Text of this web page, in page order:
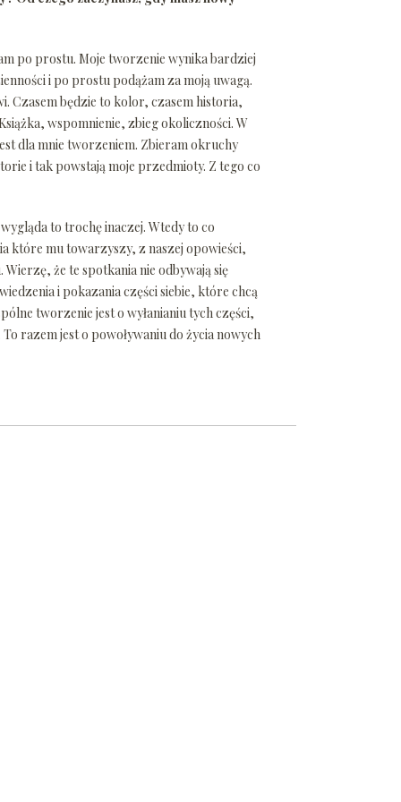
po prostu. Moje tworzenie wynika bardziej
i po prostu podążam za moją uwagą.
Czasem będzie to kolor, czasem historia,
wspomnienie, zbieg okoliczności. W
dla mnie tworzeniem. Zbieram okruchy
i tak powstają moje przedmioty. Z tego co
to trochę inaczej. Wtedy to co
które mu towarzyszy, z naszej opowieści,
że te spotkania nie odbywają się
i pokazania części siebie, które chcą
tworzenie jest o wyłanianiu tych części,
razem jest o powoływaniu do życia nowych